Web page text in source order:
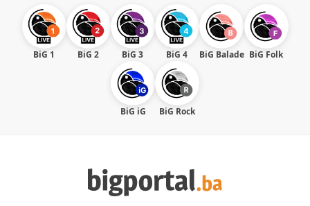
BiG 1 BiG 2 BiG 3 BiG 4 BiG Balade BiG Folk
BiG iG BiG Rock